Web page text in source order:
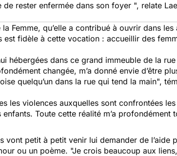
rester enfermée dans son foyer ", relate
Femme, qu’elle a contribué à ouvrir dans les
est fidèle à cette vocation : accueillir des
hébergées dans ce grand immeuble de la
changée, m’a donné envie d’être
quelqu’un dans la rue qui tend la main",
les violences auxquelles sont confrontées
Toute cette réalité m’a profondément
vont petit à petit venir lui demander de l’aide
ou un poème. "Je crois beaucoup aux liens,